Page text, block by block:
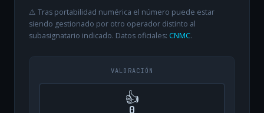
⚠️ Tras portabilidad numérica el número puede estar
siendo gestionado por otro operador distinto al
subasignatario indicado. Datos oficiales: CNMC.
VALORACIÓN
👍
0